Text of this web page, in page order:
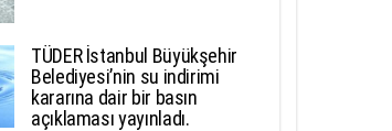
TÜDER İstanbul Büyükşehir
Belediyesi’nin su indirimi
kararına dair bir basın
açıklaması yayınladı.